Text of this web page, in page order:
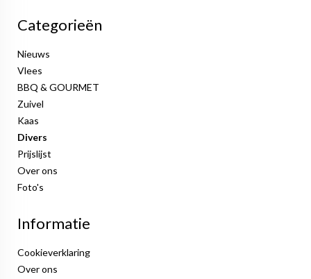
Categorieën
Nieuws
Vlees
BBQ & GOURMET
Zuivel
Kaas
Divers
Prijslijst
Over ons
Foto's
Informatie
Cookieverklaring
Over ons